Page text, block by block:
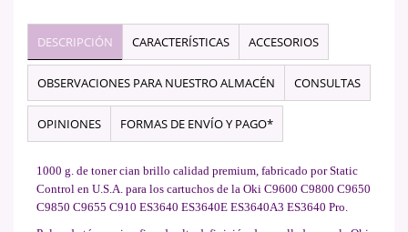
DESCRIPCIÓN CARACTERÍSTICAS ACCESORIOS
OBSERVACIONES PARA NUESTRO ALMACÉN CONSULTAS
OPINIONES FORMAS DE ENVÍO Y PAGO*
1000 g. de toner cian brillo calidad premium, fabricado por Static
Control en U.S.A. para los cartuchos de la Oki C9600 C9800 C9650
C9850 C9655 C910 ES3640 ES3640E ES3640A3 ES3640 Pro.